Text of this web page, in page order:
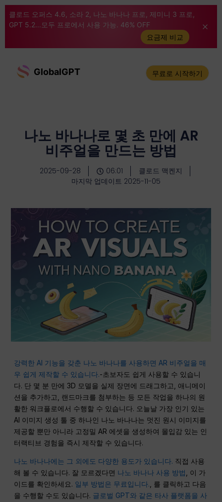
클로드 오퍼스 4.6, 소라 2, 나노 바나나 프로, 제미니 3 프로,
GPT 5.2...모두 프로에서 사용 가능. 46% OFF
요금제 비교
GlobalGPT 무료로 시작하기
나노 바나나로 몇 초 만에 AR
비주얼을 만드는 방법
2025-09-28 06:01
클로드 맥켄지
마지막 업데이트 2025-11-05
강력한 AI 기능을 갖춘 나노 바나나를 사용하면 AR 비주얼을 매
우 쉽게 제작할 수 있습니다.-초보자도 쉽게 사용할 수 있습니
다. 단 몇 분 만에 3D 모델을 실제 장면에 드래그하고, 애니메이
션을 추가하고, 랜드마크를 첨부하는 등 모든 작업을 하나의 원
활한 워크플로에서 수행할 수 있습니다. 오늘날 가장 인기 있는
AI 이미지 생성 툴 중 하나인 나노 바나나는 멋진 원시 이미지를
제공할 뿐만 아니라 고정밀 AR 에셋을 생성하여 몰입감 있는 인
터랙티브 경험을 즉시 제작할 수 있습니다.
나노 바나나에는 그 외에도 다양한 용도가 있습니다. 직접 사용
해 볼 수 있습니다. 잘 모르겠다면 나노 바나나 사용 방법
, 이 가
이드를 확인하세요. 일부 방법은 무료입니다. , 를 클릭하고 다음
을 수행할 수도 있습니다. 글로벌 GPT와 같은 타사 플랫폼을 사